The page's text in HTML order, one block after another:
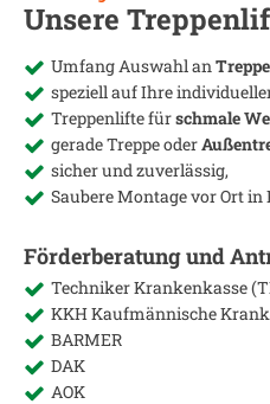
Unsere
Umfang Auswahl an
speziell auf Ihre
Treppenlifte fürschmale
gerade Treppe oder
sicher und zuverlässig,
Saubere Montage vor Ort in
Förderberatung und
Techniker Krankenkasse
KKH Kaufmännische
BARMER
DAK
AOK